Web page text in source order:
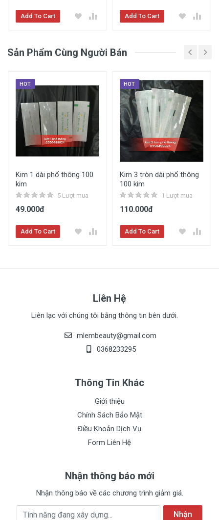
Add To Cart Add To Cart
Sản Phẩm Cùng Người Bán
HOT
Kim 1 dài phổ thông 100
kim
5 Lượt mua
49.000đ
Add To Cart
HOT
Kim 3 tròn dài phổ thông
100 kim
1 Lượt mua
110.000đ
Add To Cart
Liên Hệ
Liên lạc với chúng tôi bằng thông tin bên dưới.
mlembeauty@gmail.com
0368233295
Thông Tin Khác
Giới thiệu
Chính Sách Bảo Mật
Điều Khoản Dịch Vụ
Form Liên Hệ
Nhận thông báo mới
Nhận thông báo về các chương trình giảm giá.
Địa chỉ Email Nhận